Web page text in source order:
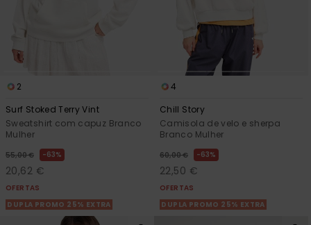
2
Surf Stoked Terry Vint
Sweatshirt com capuz Branco
Mulher
55,00 € 63%
20,62 €
OFERTAS
DUPLA PROMO 25% EXTRA
4
Chill Story
Camisola de velo e sherpa
Branco Mulher
60,00 € 63%
22,50 €
OFERTAS
DUPLA PROMO 25% EXTRA